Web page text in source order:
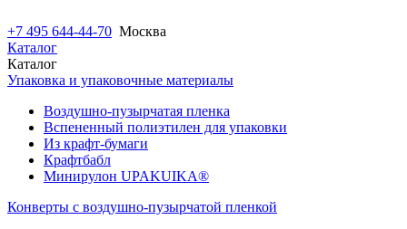
+7 495 644-44-70 Москва
Каталог
Каталог
Упаковка и упаковочные материалы
Воздушно-пузырчатая пленка
Вспененный полиэтилен для упаковки
Из крафт-бумаги
Крафтбабл
Минирулон UPAKUIKA®
Конверты с воздушно-пузырчатой пленкой